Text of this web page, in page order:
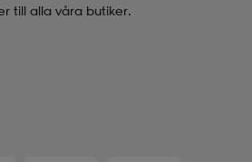
till alla våra butiker.